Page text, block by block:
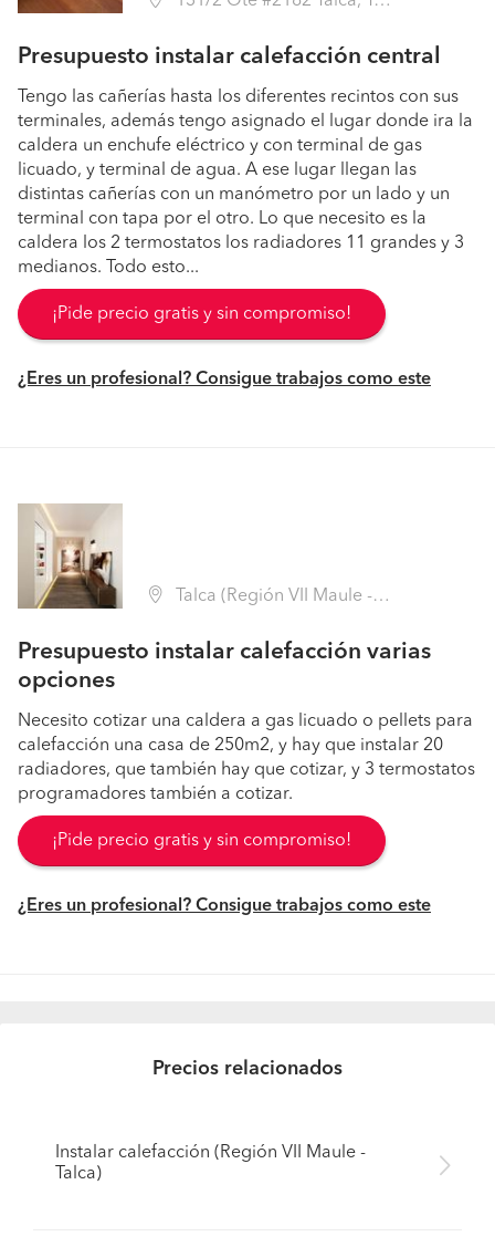
Presupuesto instalar calefacción central
Tengo las cañerías hasta los diferentes recintos con sus
terminales, además tengo asignado el lugar donde ira la
caldera un enchufe eléctrico y con terminal de gas
licuado, y terminal de agua. A ese lugar llegan las
distintas cañerías con un manómetro por un lado y un
terminal con tapa por el otro. Lo que necesito es la
caldera los 2 termostatos los radiadores 11 grandes y 3
medianos. Todo esto...
¡Pide precio gratis y sin compromiso!
¿Eres un profesional? Consigue trabajos como este
Talca (Región VII Maule - Talca)
Presupuesto instalar calefacción varias
opciones
Necesito cotizar una caldera a gas licuado o pellets para
calefacción una casa de 250m2, y hay que instalar 20
radiadores, que también hay que cotizar, y 3 termostatos
programadores también a cotizar.
¡Pide precio gratis y sin compromiso!
¿Eres un profesional? Consigue trabajos como este
Precios relacionados
Instalar calefacción (Región VII Maule -
Talca)